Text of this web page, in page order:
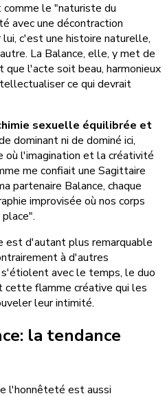
le "naturiste du
avec une décontraction
c'est une histoire naturelle,
La Balance, elle, y met de
l'acte soit beau, harmonieux
ce qui devrait
sexuelle équilibrée et
dominant ni de dominé ici,
où l'imagination et la créativité
me confiait une Sagittaire
partenaire Balance, chaque
improvisée où nos corps
d'autant plus remarquable
à d'autres
s'étiolent avec le temps, le duo
cette flamme créative qui les
leur intimité.
la tendance
l'honnêteté est aussi